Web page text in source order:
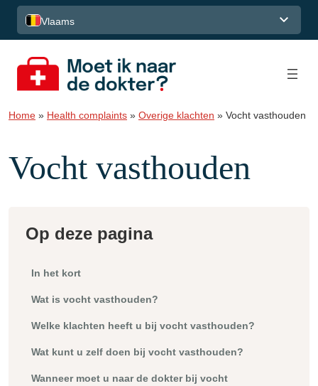
Spring naar de inhoud
Vlaams
Home » Health complaints » Overige klachten » Vocht vasthouden
Vocht vasthouden
Op deze pagina
In het kort
Wat is vocht vasthouden?
Welke klachten heeft u bij vocht vasthouden?
Wat kunt u zelf doen bij vocht vasthouden?
Wanneer moet u naar de dokter bij vocht